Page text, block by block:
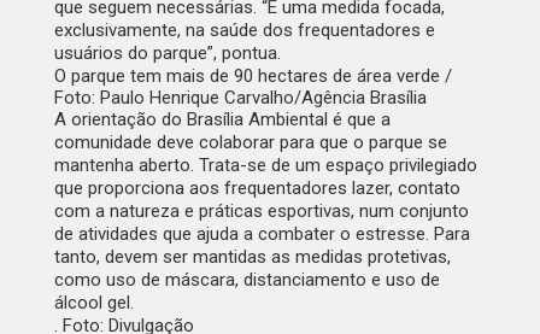
que seguem necessárias. “É uma medida focada,
exclusivamente, na saúde dos frequentadores e
usuários do parque”, pontua.
O parque tem mais de 90 hectares de área verde /
Foto: Paulo Henrique Carvalho/Agência Brasília
A orientação do Brasília Ambiental é que a
comunidade deve colaborar para que o parque se
mantenha aberto. Trata-se de um espaço privilegiado
que proporciona aos frequentadores lazer, contato
com a natureza e práticas esportivas, num conjunto
de atividades que ajuda a combater o estresse. Para
tanto, devem ser mantidas as medidas protetivas,
como uso de máscara, distanciamento e uso de
álcool gel.
. Foto: Divulgação